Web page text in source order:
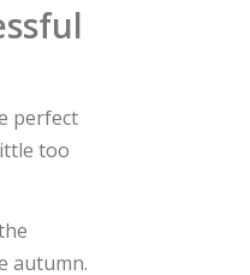
perfect
too
autumn.